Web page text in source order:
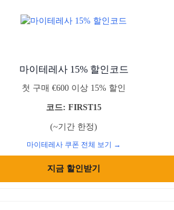
마이테레사 15% 할인코드
첫 구매 €600 이상 15% 할인
코드: FIRST15
(~기간 한정)
마이테레사 쿠폰 전체 보기 →
지금 할인받기